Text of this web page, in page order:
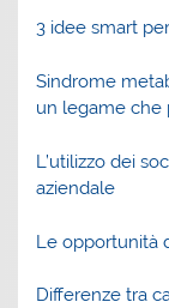
3 idee smart
Sindrome
un legame che
L’utilizzo dei
aziendale
Le opportunità
Differenze tra